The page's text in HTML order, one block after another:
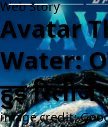
Web Story
Avatar
Water:
हुई रिलीज
image credit: